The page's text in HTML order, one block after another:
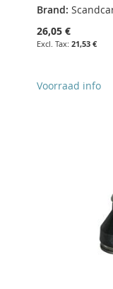
Brand:
26,05 €
21,53 €
Voorraad info